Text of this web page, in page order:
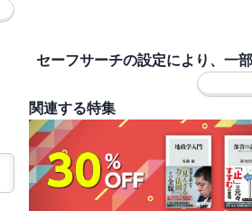
セーフサーチの設定により、一
関連する特集